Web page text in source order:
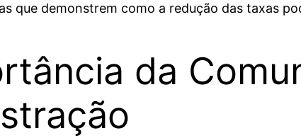
que demonstrem como a redução das taxas
da